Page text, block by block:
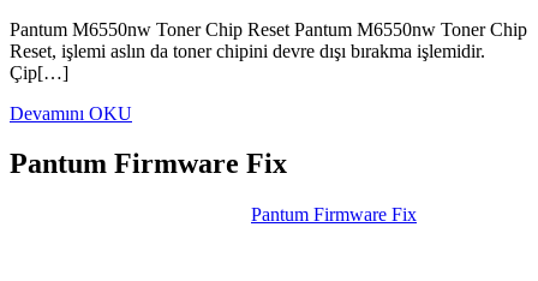
Pantum M6550nw Toner Chip Reset Pantum M6550nw Toner Chip
Reset, işlemi aslın da toner chipini devre dışı bırakma işlemidir.
Çip[…]
Devamını OKU
Pantum Firmware Fix
Pantum Firmware Fix